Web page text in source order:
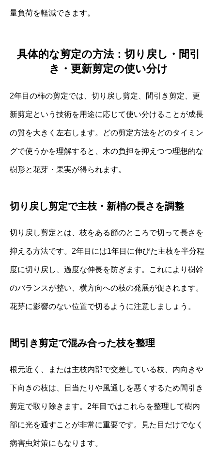
量負荷を軽減できます。
具体的な剪定の方法：切り戻し・間引
き・更新剪定の使い分け
2年目の柿の剪定では、切り戻し剪定、間引き剪定、更
新剪定という技術を用途に応じて使い分けることが成長
の質を大きく左右します。どの剪定方法をどのタイミン
グで使うかを理解すると、木の負担を抑えつつ理想的な
樹形と花芽・果実が得られます。
切り戻し剪定で主枝・新梢の長さを調整
切り戻し剪定とは、枝をある節のところで切って長さを
抑える方法です。2年目には1年目に伸びた主枝を半分程
度に切り戻し、過度な伸長を防ぎます。これにより樹幹
のバランスが整い、横方向への枝の発展が促されます。
花芽に影響のない位置で切るように注意しましょう。
間引き剪定で混み合った枝を整理
根元近く、または主枝内部で交差している枝、内向きや
下向きの枝は、日当たりや風通しを悪くするため間引き
剪定で取り除きます。2年目ではこれらを整理して樹内
部に光を通すことが非常に重要です。見た目だけでなく
病害虫対策にもなります。